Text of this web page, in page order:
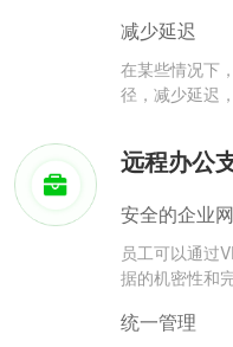
减少延迟
在某些情况下
径，减少延迟
远程办公
安全的企业
员工可以通过
据的机密性和
统一管理